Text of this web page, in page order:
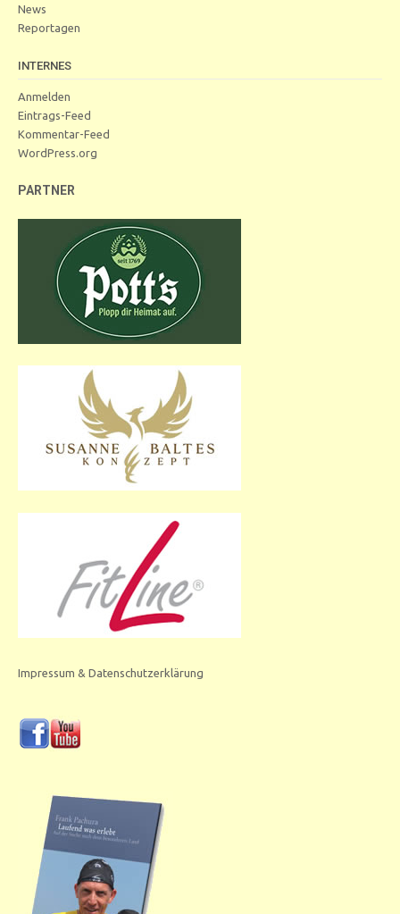
News
Reportagen
INTERNES
Anmelden
Eintrags-Feed
Kommentar-Feed
WordPress.org
PARTNER
Impressum & Datenschutzerklärung